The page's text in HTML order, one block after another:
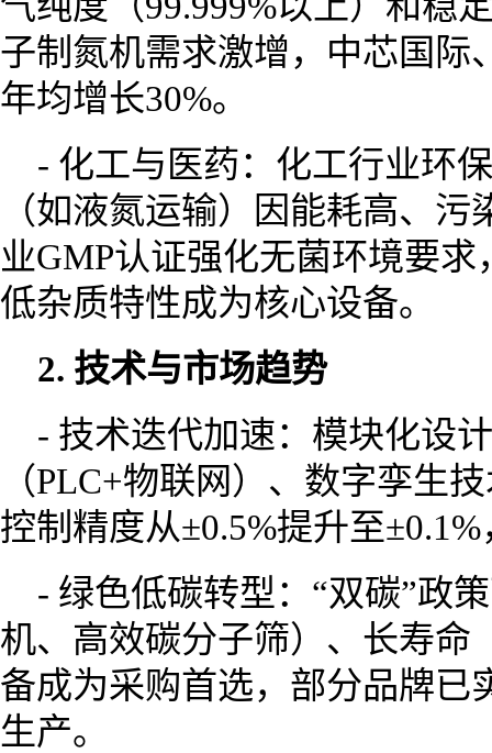
子制氮机需求激增，中芯国际
年均增长30%。
- 化工与医药：化工行业环
（如液氮运输）因能耗高、
业GMP认证强化无菌环境要
低杂质特性成为核心设备。
2. 技术与市场趋势
- 技术迭代加速：模块化设
（PLC+物联网）、数字孪生
控制精度从±0.5%提升至
- 绿色低碳转型：“双碳”政
机、高效碳分子筛）、长寿命
备成为采购首选，部分品牌已
生产。